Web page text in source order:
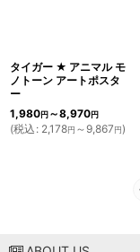
タイガー ★ アニマル モ
ノトーン アートポスタ
ー
1,980円～8,970円
(税込 : 2,178円 ～9,867円)